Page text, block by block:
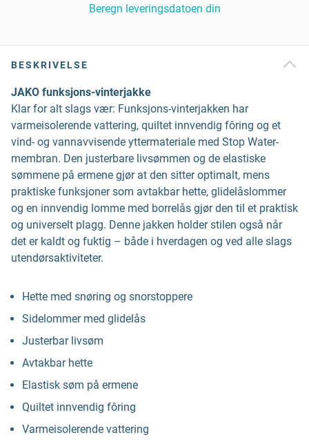
Beregn leveringsdatoen din
BESKRIVELSE
JAKO funksjons-vinterjakke
Klar for alt slags vær: Funksjons-vinterjakken har
varmeisolerende vattering, quiltet innvendig fôring og et
vind- og vannavvisende yttermateriale med Stop Water-
membran. Den justerbare livsømmen og de elastiske
sømmene på ermene gjør at den sitter optimalt, mens
praktiske funksjoner som avtakbar hette, glidelåslommer
og en innvendig lomme med borrelås gjør den til et praktisk
og universelt plagg. Denne jakken holder stilen også når
det er kaldt og fuktig – både i hverdagen og ved alle slags
utendørsaktiviteter.
Hette med snøring og snorstoppere
Sidelommer med glidelås
Justerbar livsøm
Avtakbar hette
Elastisk søm på ermene
Quiltet innvendig fôring
Varmeisolerende vattering